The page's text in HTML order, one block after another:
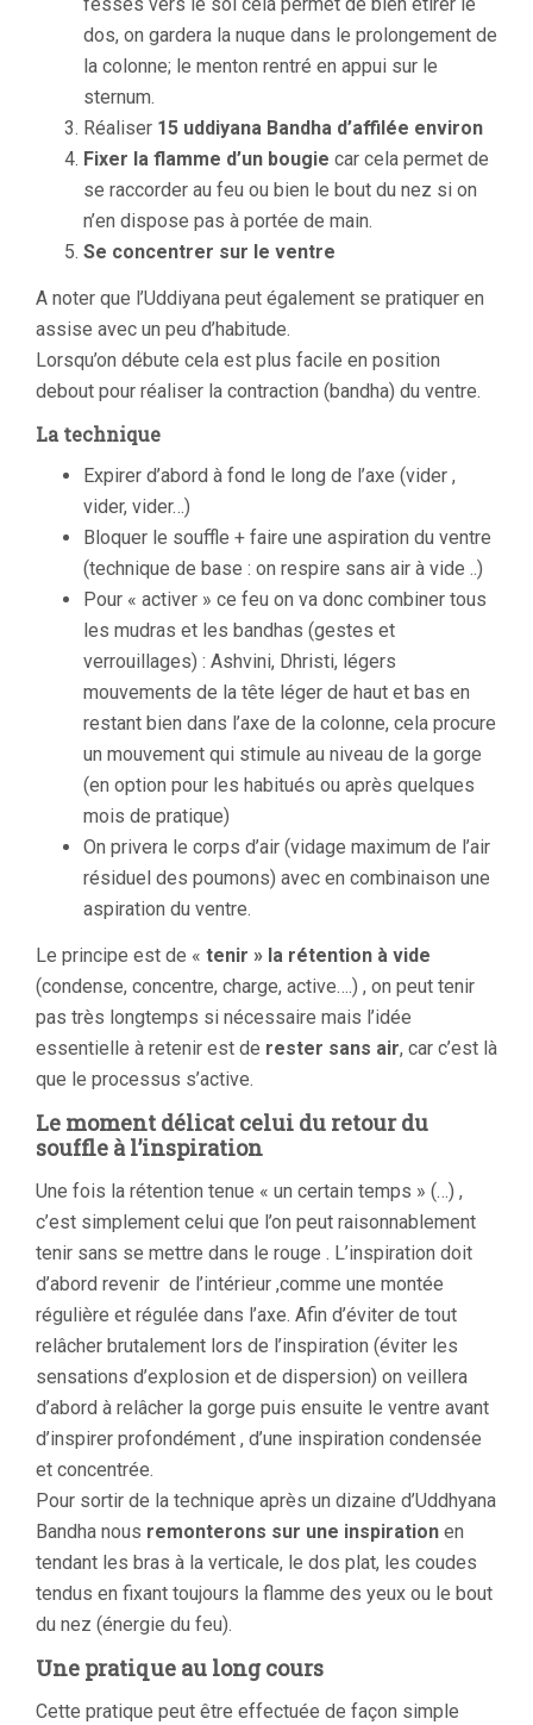
dos, on gardera la nuque dans le prolongement de
la colonne; le menton rentré en appui sur le
sternum.
Réaliser 15 uddiyana Bandha d’affilée environ
Fixer la flamme d’un bougie car cela permet de
se raccorder au feu ou bien le bout du nez si on
n’en dispose pas à portée de main.
Se concentrer sur le ventre
A noter que l’Uddiyana peut également se pratiquer en
assise avec un peu d’habitude.
Lorsqu’on débute cela est plus facile en position
debout pour réaliser la contraction (bandha) du ventre.
La technique
Expirer d’abord à fond le long de l’axe (vider ,
vider, vider…)
Bloquer le souffle + faire une aspiration du ventre
(technique de base : on respire sans air à vide ..)
Pour « activer » ce feu on va donc combiner tous
les mudras et les bandhas (gestes et
verrouillages) : Ashvini, Dhristi, légers
mouvements de la tête léger de haut et bas en
restant bien dans l’axe de la colonne, cela procure
un mouvement qui stimule au niveau de la gorge
(en option pour les habitués ou après quelques
mois de pratique)
On privera le corps d’air (vidage maximum de l’air
résiduel des poumons) avec en combinaison une
aspiration du ventre.
Le principe est de « tenir » la rétention à vide
(condense, concentre, charge, active….) , on peut tenir
pas très longtemps si nécessaire mais l’idée
essentielle à retenir est de rester sans air, car c’est là
que le processus s’active.
Le moment délicat celui du retour du
souffle à l’inspiration
Une fois la rétention tenue « un certain temps » (…) ,
c’est simplement celui que l’on peut raisonnablement
tenir sans se mettre dans le rouge . L’inspiration doit
d’abord revenir de l’intérieur ,comme une montée
régulière et régulée dans l’axe. Afin d’éviter de tout
relâcher brutalement lors de l’inspiration (éviter les
sensations d’explosion et de dispersion) on veillera
d’abord à relâcher la gorge puis ensuite le ventre avant
d’inspirer profondément , d’une inspiration condensée
et concentrée.
Pour sortir de la technique après un dizaine d’Uddhyana
Bandha nous remonterons sur une inspiration en
tendant les bras à la verticale, le dos plat, les coudes
tendus en fixant toujours la flamme des yeux ou le bout
du nez (énergie du feu).
Une pratique au long cours
Cette pratique peut être effectuée de façon simple